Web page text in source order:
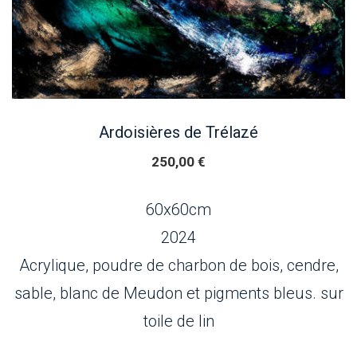
Ardoisières de Trélazé
250,00 €
60x60cm
2024
Acrylique, poudre de charbon de bois, cendre,
sable, blanc de Meudon et pigments bleus. sur
toile de lin